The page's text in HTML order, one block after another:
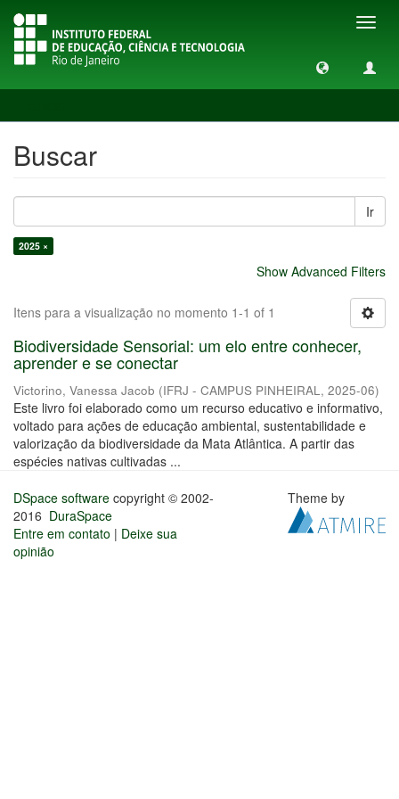
Buscar
Ir
2025 ×
Show Advanced Filters
Itens para a visualização no momento 1-1 of 1
Biodiversidade Sensorial: um elo entre conhecer,
aprender e se conectar
Victorino, Vanessa Jacob (IFRJ - CAMPUS PINHEIRAL, 2025-06)
Este livro foi elaborado como um recurso educativo e informativo,
voltado para ações de educação ambiental, sustentabilidade e
valorização da biodiversidade da Mata Atlântica. A partir das
espécies nativas cultivadas ...
DSpace software copyright © 2002-
2016 DuraSpace
Entre em contato | Deixe sua
opinião
Theme by